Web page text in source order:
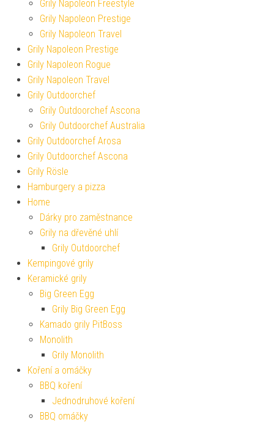
Grily Napoleon Freestyle
Grily Napoleon Prestige
Grily Napoleon Travel
Grily Napoleon Prestige
Grily Napoleon Rogue
Grily Napoleon Travel
Grily Outdoorchef
Grily Outdoorchef Ascona
Grily Outdoorchef Australia
Grily Outdoorchef Arosa
Grily Outdoorchef Ascona
Grily Rösle
Hamburgery a pizza
Home
Dárky pro zaměstnance
Grily na dřevěné uhlí
Grily Outdoorchef
Kempingové grily
Keramické grily
Big Green Egg
Grily Big Green Egg
Kamado grily PitBoss
Monolith
Grily Monolith
Koření a omáčky
BBQ koření
Jednodruhové koření
BBQ omáčky